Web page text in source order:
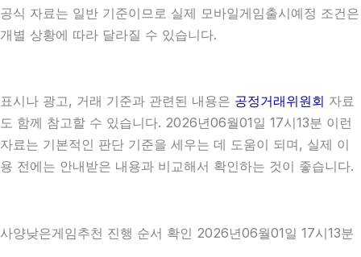
공식 자료는 일반 기준이므로 실제 모바일게임출시예정 조건은
개별 상황에 따라 달라질 수 있습니다.
표시나 광고, 거래 기준과 관련된 내용은 공정거래위원회 자료
도 함께 참고할 수 있습니다. 2026년06월01일 17시13분 이런
자료는 기본적인 판단 기준을 세우는 데 도움이 되며, 실제 이
용 전에는 안내받은 내용과 비교해서 확인하는 것이 좋습니다.
사양낮은게임추천 진행 순서 확인 2026년06월01일 17시13분